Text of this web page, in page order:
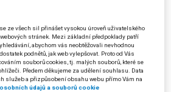
rozsudek krajského soudu kasační
výroku (I. výrok) a souvisejícího výroku o
Namítal, že krajský soud posoudil nesprávně
prekluzivní lhůty dle § 101i odst. 3
výklad krajského soudu, tedy že v případě
písm. d) téhož zákona tato lhůta běží již od
ze všech sil přinášet vysokou úroveň uživatelského
stránek. Mezi základní předpoklady patří
abychom vás neobtěžovali nevhodnou
podnětů, jak web vylepšovat. Proto od Vás
souborů cookies, tj. malých souborů, které se
Předem děkujeme za udělení souhlasu. Data
služeb a přizpůsobení obsahu webu přímo Vám na
údajů a souborů cookie